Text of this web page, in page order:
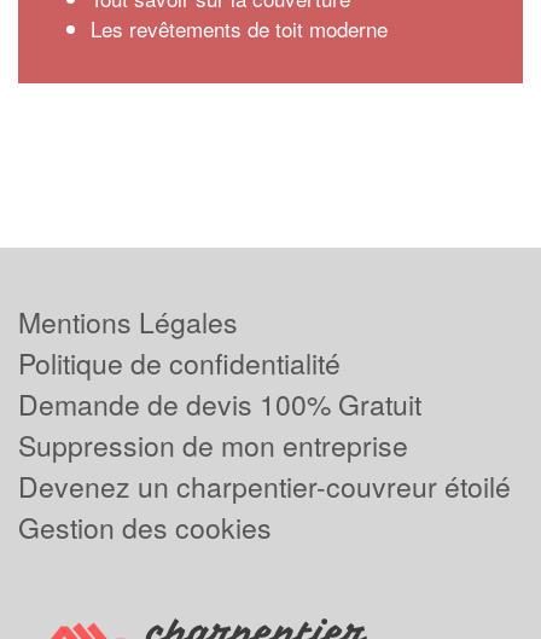
Les revêtements de toit moderne
Mentions Légales
Politique de confidentialité
Demande de devis 100% Gratuit
Suppression de mon entreprise
Devenez un charpentier-couvreur étoilé
Gestion des cookies